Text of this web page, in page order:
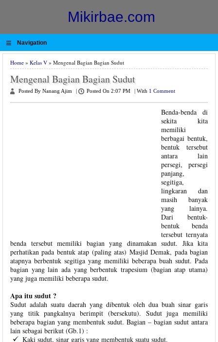
Mikirbae.com
≡ Navigation
Home » Kelas V » Mengenal Bagian Bagian Sudut
Mengenal Bagian Bagian Sudut
Posted By Nanang Ajim Posted On 2:07 PM With 1 Comment
Benda-benda di
sekita kita
memiliki
berbagai bentuk,
bentuk tersebut
antara lain
persegi, persegi
panjang,
segitiga,
lingkaran dan
masih banyak
yang lainya.
Dari bentuk-
bentuk benda
tersebut ternyata
benda tersebut memiliki bagian yang dinamakan sudut. Jika kita
perhatikan pada bentuk atap (paling atas) Masjid Demak, pada bagian
atapnya berbentuk segitiga yang memiliki beberapa buah sudut. Pada
bagian yang lain ada yang berbentuk trapesium (bagian atap utama)
yang juga memiliki beberapa sudut.
Apa itu sudut ?
Sudut adalah suatu daerah yang dibentuk oleh dua buah sinar garis
yang titik pangkalnya berimpit (bersekutu). Sudut juga memiliki
beberapa bagian yang membentuk sudut. Bagian – bagian sudut antara
lain sebagai berikut (Gb.1) :
Kaki sudut, sinar garis yang membentuk suatu sudut.